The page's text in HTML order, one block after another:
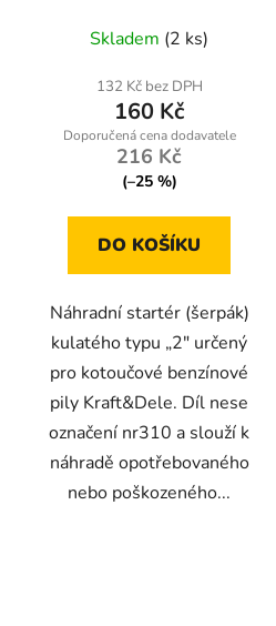
nr310 | Kraft&Dele
Skladem (2 ks)
132 Kč bez DPH
160 Kč
216 Kč
(–25 %)
DO KOŠÍKU
Náhradní startér (šerpák)
kulatého typu „2" určený
pro kotoučové benzínové
pily Kraft&Dele. Díl nese
označení nr310 a slouží k
náhradě opotřebovaného
nebo poškozeného...